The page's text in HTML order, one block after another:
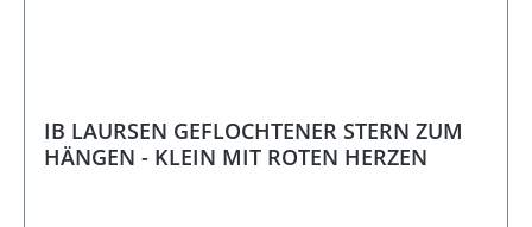
IB LAURSEN GEFLOCHTENER STERN ZUM
HÄNGEN - KLEIN MIT ROTEN HERZEN